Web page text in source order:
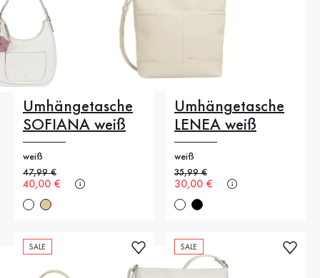
Umhängetasche
SOFIANA weiß
weiß
Alter Preis
47,99 €
Neuer Preis
40,00 €
Umhängetasche
LENEA weiß
weiß
Alter Preis
35,99 €
Neuer Preis
30,00 €
SALE SALE